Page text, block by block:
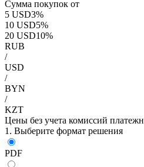
Сумма покупок от
5 USD3%
10 USD5%
20 USD10%
RUB
/
USD
/
BYN
/
KZT
Цены без учета комиссий
1. Выберите формат решения
PDF